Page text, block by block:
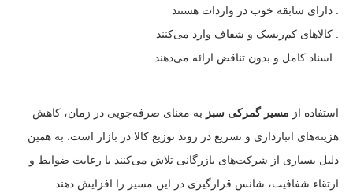
. دارای سابقه خوب در واردات هستند
. کالاهای کم‌ریسک و شفاف وارد می‌کنند
. اسناد کامل و بدون تناقض ارائه می‌دهند
استفاده از مسیر گمرکی سبز به معنای صرفه‌جویی در زمان، کاهش
هزینه‌های انبارداری و تسریع در روند توزیع کالا در بازار است. به همین
دلیل بسیاری از شرکت‌های بازرگانی تلاش می‌کنند با رعایت ضوابط و
ارتقاء شفافیت، شانس قرارگیری در این مسیر را افزایش دهند.